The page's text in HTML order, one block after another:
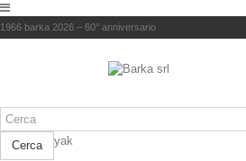
1966 barka 2026 – 60° anniversario
Cerca
< back Kayak